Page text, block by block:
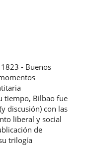
- Buenos
tiempo, Bilbao fue
discusión) con las
liberal y social
de
trilogía